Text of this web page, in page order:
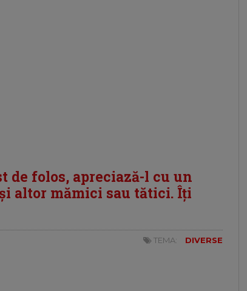
de folos, apreciază-l cu un
altor mămici sau tătici. Îți
TEMA: DIVERSE